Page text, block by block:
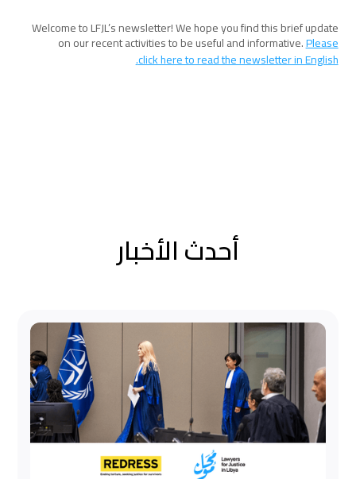
Welcome to LFJL’s newsletter! We hope you find this brief update
on our recent activities to be useful and informative.Please
click here to read the newsletter in English.
أحدث الأخبار